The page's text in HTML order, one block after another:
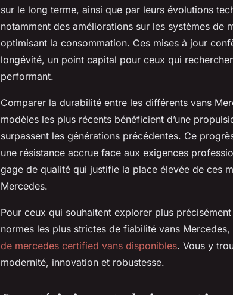
sur le long terme, ainsi que par leurs évolutions
notamment des améliorations sur les systèmes de
optimisant la consommation. Ces mises à jour
longévité, un point capital pour ceux qui
performant.
Comparer la durabilité entre les différents vans
modèles les plus récents bénéficient d’une
surpassent les générations précédentes. Ce
une résistance accrue face aux exigences
gage de qualité qui justifie la place élevée de ces
Mercedes.
Pour ceux qui souhaitent explorer plus
normes les plus strictes de fiabilité vans
de mercedes certified vans disponibles. Vous y
modernité, innovation et robustesse.